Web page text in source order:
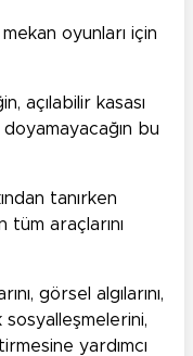
oyunları için
açılabilir kasası
bu
tanırken
araçlarını
görsel algılarını,
yardımcı